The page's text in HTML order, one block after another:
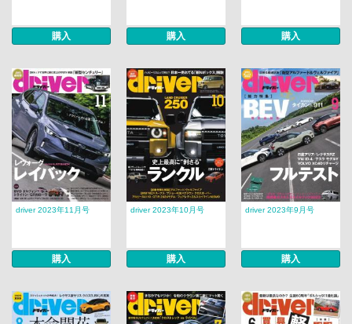
購入 購入 購入
driver 2023年11月号
購入
driver 2023年10月号
購入
driver 2023年9月号
購入